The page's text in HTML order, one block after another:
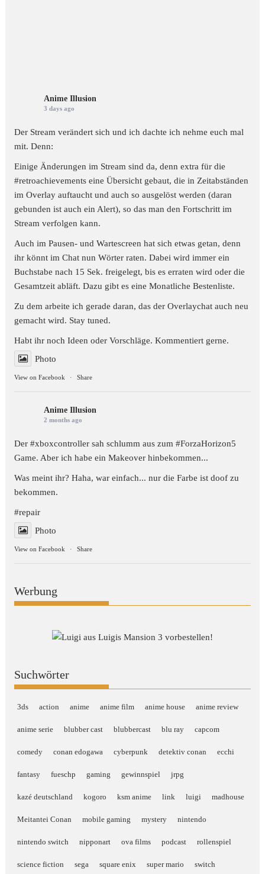
Anime Illusion
3 days ago
Der Stream verändert sich und ich dachte ich nehme euch mal
mit. Denn:
Einige Änderungen im Stream sind da, denn extra für die
#retroachievements eine Übersicht gebaut, die in Zeitabständen
im Overlay auftaucht und auch so ausgelöst werden (daran
gebunden ist auch ein Alert), so das man den Fortschritt im
Stream verfolgen kann.
Auch im Pausen- und Wartescreen hat sich etwas getan, denn
ihr könnt im Chat nun Wörter raten. Dabei wird immer ein
Buchstabe nach 15 Sek. freigelegt, bis es erraten wird oder die
Gesamtzeit abläft. Dazu gibt es eine Monatliche Bestenliste.
Zu dem arbeite ich gerade daran, das der Overlaychat auch neu
gemacht wird. Stay tuned.
Habt ihr noch Ideen oder Vorschläge. Kommentiert gerne.
Photo
View on Facebook · Share
Anime Illusion
2 months ago
Der #xboxcontroller sah schlumm aus zum#ForzaHorizon5
Game. Aber ich habe ein Makeover hinbekommen...
Was meint ihr? Haha, war einfach... nur die Farbe ist doof zu
bekommen.
#repair
Photo
View on Facebook · Share
Werbung
Suchwörter
3ds action anime anime film anime house anime review
anime serie blubber cast blubbercast blu ray capcom
comedy conan edogawa cyberpunk detektiv conan ecchi
fantasy fueschp gaming gewinnspiel jrpg
kazé deutschland kogoro ksm anime link luigi madhouse
Meitantei Conan mobile gaming mystery nintendo
nintendo switch nipponart ova films podcast rollenspiel
science fiction sega square enix super mario switch